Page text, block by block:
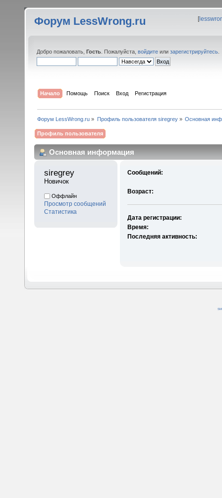
Форум LessWrong.ru [
Добро пожаловать, Гость . Пожалуйста, войдите или зарегистрируйтесь
Начало Помощь Поиск Вход Регистрация
Форум LessWrong.ru » Профиль пользователя siregrey» Основная
Профиль пользователя
Основная информация
siregrey
Новичок
Оффлайн
Просмотр сообщений
Статистика
Сообщений:
Возраст:
Дата регистрации:
Время:
Последняя активность: